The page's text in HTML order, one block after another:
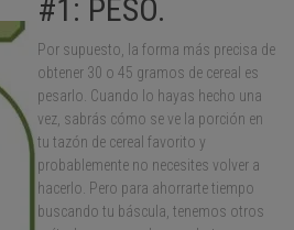
#1: PESO.
Por supuesto, la forma más precisa de
obtener 30 o 45 gramos de cereal es
pesarlo. Cuando lo hayas hecho una
vez, sabrás cómo se ve la porción en
tu tazón de cereal favorito y
probablemente no necesites volver a
hacerlo. Pero para ahorrarte tiempo
buscando tu báscula, tenemos otros